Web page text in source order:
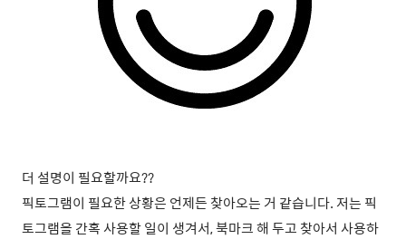
더 설명이 필요할까요??
픽토그램이 필요한 상황은 언제든 찾아오는 거 같습니다. 저는 픽
토그램을 간혹 사용할 일이 생겨서, 북마크 해 두고 찾아서 사용하